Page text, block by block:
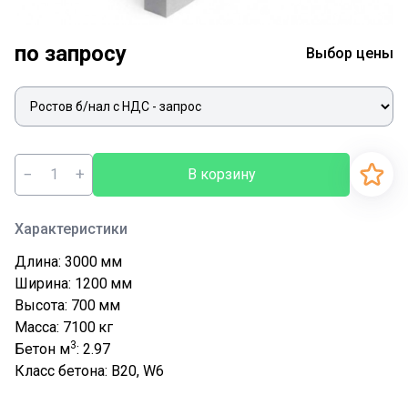
по запросу Выбор цены
− + В корзину
Характеристики
Длина: 3000 мм
Ширина: 1200 мм
Высота: 700 мм
Масса: 7100 кг
Бетон м3: 2.97
Класс бетона: В20, W6